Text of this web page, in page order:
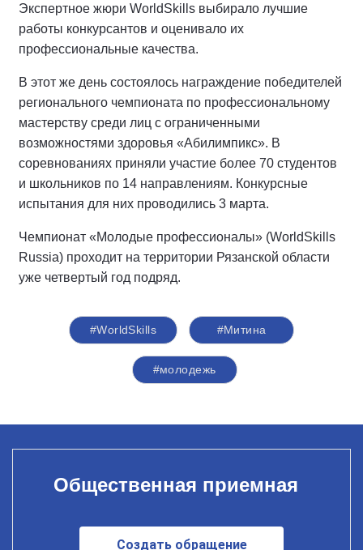
Экспертное жюри WorldSkills выбирало лучшие
работы конкурсантов и оценивало их
профессиональные качества.
В этот же день состоялось награждение победителей
регионального чемпионата по профессиональному
мастерству среди лиц с ограниченными
возможностями здоровья «Абилимпикс». В
соревнованиях приняли участие более 70 студентов
и школьников по 14 направлениям. Конкурсные
испытания для них проводились 3 марта.
Чемпионат «Молодые профессионалы» (WorldSkills
Russia) проходит на территории Рязанской области
уже четвертый год подряд.
#WorldSkills #Митина
#молодежь
Общественная приемная
Создать обращение